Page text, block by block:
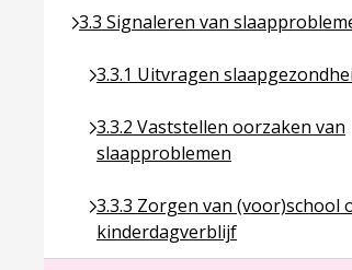
3.3 Signaleren van
Ga naar pagina over 3.3
3.3.1 Uitvragen
Ga naar pagina over 3.3.1
3.3.2 Vaststellen oorzaken van
slaapproblemen
Ga naar pagina over 3.3.2
3.3.3 Zorgen van (voor)school
kinderdagverblijf
Ga naar pagina over 3.3.3